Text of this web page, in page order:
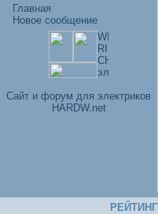
Главная
Новое сообщение
Cайт и форум для электриков
HARDW.net
РЕЙТИНГ